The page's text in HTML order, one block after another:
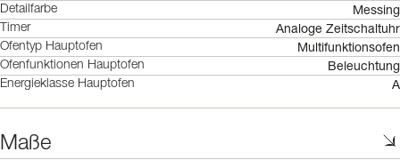
Detailfarbe Messing
Timer Analoge Zeitschaltuhr
Ofentyp Hauptofen Multifunktionsofen
Ofenfunktionen Hauptofen Beleuchtung
Energieklasse Hauptofen A
Maße